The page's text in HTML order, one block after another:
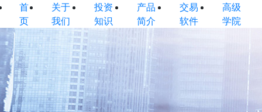
首
页
关于
我们
投资
知识
产品
简介
交易
软件
高级
学院